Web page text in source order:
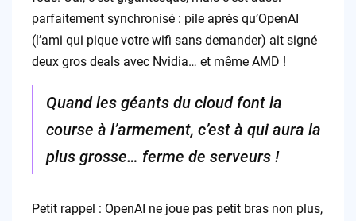
parfaitement synchronisé : pile après qu’OpenAI
(l’ami qui pique votre wifi sans demander) ait signé
deux gros deals avec Nvidia… et même AMD !
Quand les géants du cloud font la
course à l’armement, c’est à qui aura la
plus grosse… ferme de serveurs !
Petit rappel : OpenAI ne joue pas petit bras non plus,